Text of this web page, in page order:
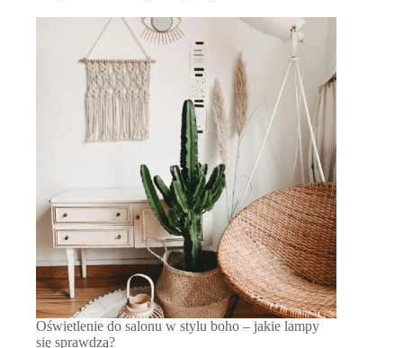
Oświetlenie do salonu w stylu boho – jakie lampy
się sprawdzą?